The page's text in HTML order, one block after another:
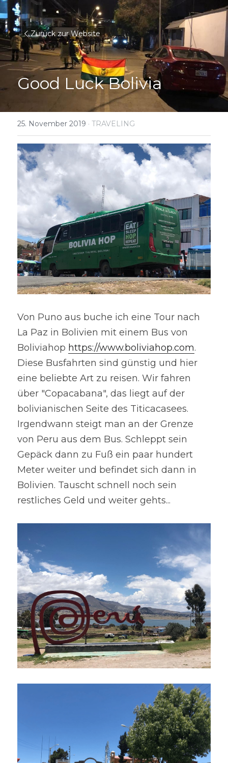
Zurück zur Website
Good Luck Bolivia
25. November 2019 · TRAVELING
Von Puno aus buche ich eine Tour nach
La Paz in Bolivien mit einem Bus von
Boliviahop https://www.boliviahop.com.
Diese Busfahrten sind günstig und hier
eine beliebte Art zu reisen. Wir fahren
über "Copacabana", das liegt auf der
bolivianischen Seite des Titicacasees.
Irgendwann steigt man an der Grenze
von Peru aus dem Bus. Schleppt sein
Gepäck dann zu Fuß ein paar hundert
Meter weiter und befindet sich dann in
Bolivien. Tauscht schnell noch sein
restliches Geld und weiter gehts...